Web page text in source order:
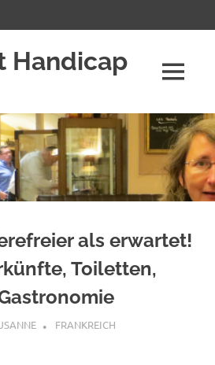
Handicap
MENÜ
als erwartet!
Toiletten,
FRANKREICH